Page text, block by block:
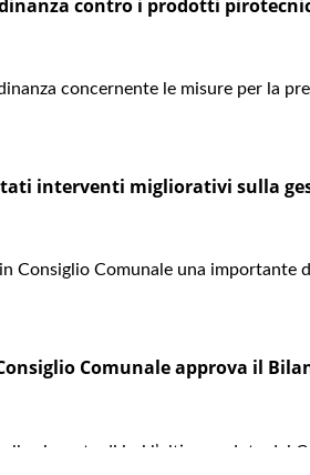
contro i prodotti
concernente le misure per la
interventi migliorativi sulla
Consiglio Comunale una
Comunale approva il
giornata di ieri l’ultima seduta del